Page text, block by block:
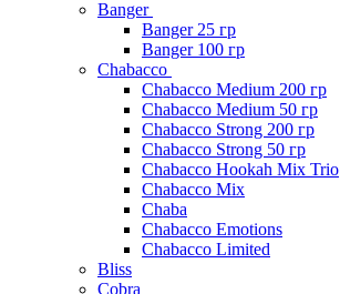
Banger
Banger 25 гр
Banger 100 гр
Chabacco
Chabacco Medium 200 гр
Chabacco Medium 50 гр
Chabacco Strong 200 гр
Chabacco Strong 50 гр
Chabacco Hookah Mix Trio
Chabacco Mix
Chaba
Chabacco Emotions
Chabacco Limited
Bliss
Cobra